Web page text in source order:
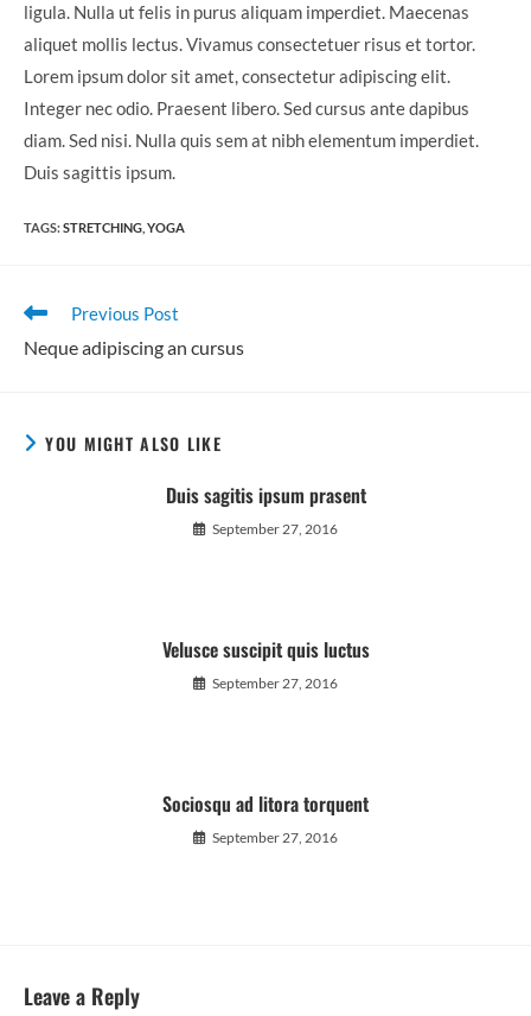
ligula. Nulla ut felis in purus aliquam imperdiet. Maecenas
aliquet mollis lectus. Vivamus consectetuer risus et tortor.
Lorem ipsum dolor sit amet, consectetur adipiscing elit.
Integer nec odio. Praesent libero. Sed cursus ante dapibus
diam. Sed nisi. Nulla quis sem at nibh elementum imperdiet.
Duis sagittis ipsum.
TAGS:STRETCHING YOGA
Read
articles
Previous Post
Neque adipiscing an cursus
YOU MIGHT ALSO LIKE
Duis sagitis ipsum prasent
September 27, 2016
Velusce suscipit quis luctus
September 27, 2016
Sociosqu ad litora torquent
September 27, 2016
Leave a Reply